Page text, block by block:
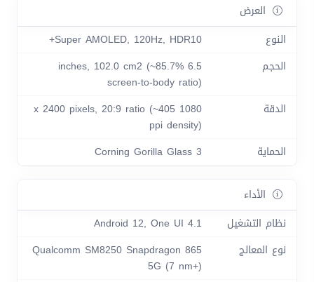
العرض
النوع
Super AMOLED, 120Hz, HDR10+
الحجم
6.5 inches, 102.0 cm2 (~85.7%
screen-to-body ratio)
الدقة
1080 x 2400 pixels, 20:9 ratio (~405
ppi density)
الحماية
Corning Gorilla Glass 3
الأداء
نظام التشغيل
Android 12, One UI 4.1
نوع المعالج
Qualcomm SM8250 Snapdragon 865
5G (7 nm+)